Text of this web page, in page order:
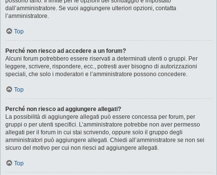
dall’amministratore. Se vuoi aggiungere ulteriori opzioni, contatta
l’amministratore.
Top
Perché non riesco ad accedere a un forum?
Alcuni forum potrebbero essere riservati a determinati utenti o gruppi. Per
leggere, scrivere, rispondere, ecc., potresti aver bisogno di autorizzazioni
speciali, che solo i moderatori e l’amministratore possono concedere.
Top
Perché non riesco ad aggiungere allegati?
La possibilità di aggiungere allegati può essere concessa per forum, per
gruppi o per utenti specifici. L’amministratore potrebbe non aver permesso
allegati per il forum in cui stai scrivendo, oppure solo il gruppo degli
amministratori può aggiungere allegati. Chiedi all’amministratore se non sei
sicuro del motivo per cui non riesci ad aggiungere allegati.
Top